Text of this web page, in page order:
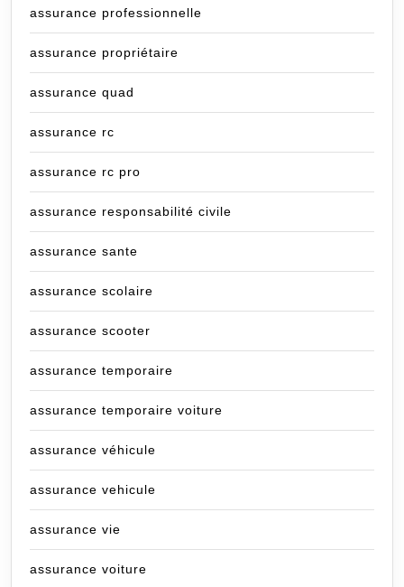
assurance professionnelle
assurance propriétaire
assurance quad
assurance rc
assurance rc pro
assurance responsabilité civile
assurance sante
assurance scolaire
assurance scooter
assurance temporaire
assurance temporaire voiture
assurance véhicule
assurance vehicule
assurance vie
assurance voiture